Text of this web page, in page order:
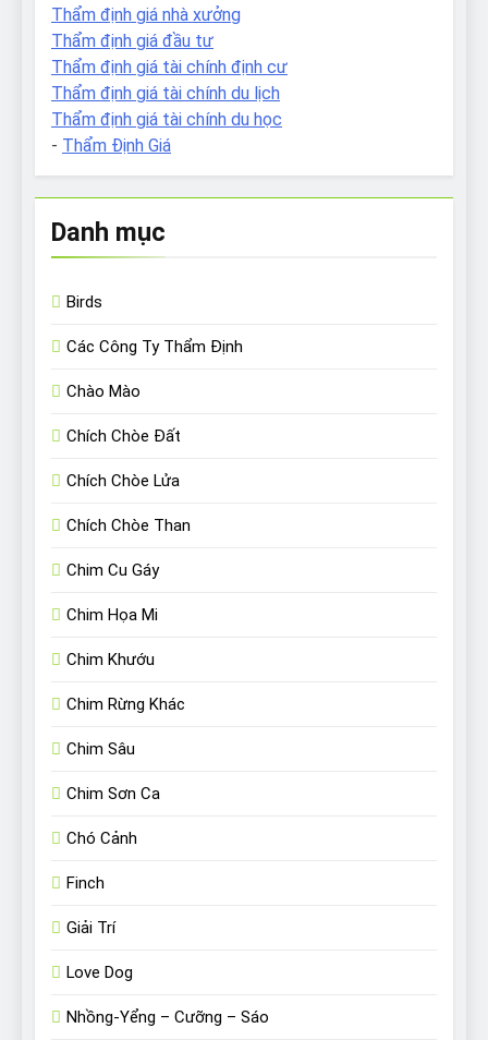
Thẩm định giá nhà xưởng
Thẩm định giá đầu tư
Thẩm định giá tài chính định cư
Thẩm định giá tài chính du lịch
Thẩm định giá tài chính du học
- Thẩm Định Giá
Danh mục
Birds
Các Công Ty Thẩm Định
Chào Mào
Chích Chòe Đất
Chích Chòe Lửa
Chích Chòe Than
Chim Cu Gáy
Chim Họa Mi
Chim Khướu
Chim Rừng Khác
Chim Sâu
Chim Sơn Ca
Chó Cảnh
Finch
Giải Trí
Love Dog
Nhồng-Yểng – Cưỡng – Sáo